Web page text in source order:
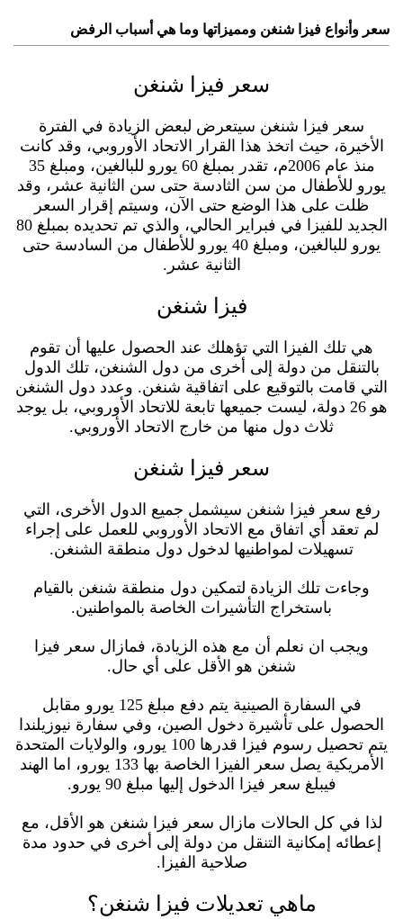
سعر وأنواع فيزا شنغن ومميزاتها وما هي أسباب الرفض
سعر فيزا شنغن
سعر فيزا شنغن سيتعرض لبعض الزيادة في الفترة
الأخيرة، حيث اتخذ هذا القرار الاتحاد الأوروبي، وقد كانت
منذ عام 2006م، تقدر بمبلغ 60 يورو للبالغين، ومبلغ 35
يورو للأطفال من سن الثادسة حتى سن الثانية عشر، وقد
ظلت على هذا الوضع حتى الآن، وسيتم إقرار السعر
الجديد للفيزا في فبراير الحالي، والذي تم تحديده بمبلغ 80
يورو للبالغين، ومبلغ 40 يورو للأطفال من السادسة حتى
الثانية عشر.
فيزا شنغن
هي تلك الفيزا التي تؤهلك عند الحصول عليها أن تقوم
بالتنقل من دولة إلى أخرى من دول الشنغن، تلك الدول
التي قامت بالتوقيع على اتفاقية شنغن. وعدد دول الشنغن
هو 26 دولة، ليست جميعها تابعة للاتحاد الأوروبي، بل يوجد
ثلاث دول منها من خارج الاتحاد الأوروبي.
سعر فيزا شنغن
رفع سعر فيزا شنغن سيشمل جميع الدول الأخرى، التي
لم تعقد أي اتفاق مع الاتحاد الأوروبي للعمل على إجراء
تسهيلات لمواطنيها لدخول دول منطقة الشنغن.
وجاءت تلك الزيادة لتمكين دول منطقة شنغن بالقيام
باستخراج التأشيرات الخاصة بالمواطنين.
ويجب ان نعلم أن مع هذه الزيادة، فمازال سعر فيزا
شنغن هو الأقل على أي حال.
في السفارة الصينية يتم دفع مبلغ 125 يورو مقابل
الحصول على تأشيرة دخول الصين، وفي سفارة نيوزيلندا
يتم تحصيل رسوم فيزا قدرها 100 يورو، والولايات المتحدة
الأمريكية يصل سعر الفيزا الخاصة بها 133 يورو، اما الهند
فيبلغ سعر فيزا الدخول إليها مبلغ 90 يورو.
لذا في كل الحالات مازال سعر فيزا شنغن هو الأقل، مع
إعطائه إمكانية التنقل من دولة إلى أخرى في حدود مدة
صلاحية الفيزا.
ماهي تعديلات فيزا شنغن؟